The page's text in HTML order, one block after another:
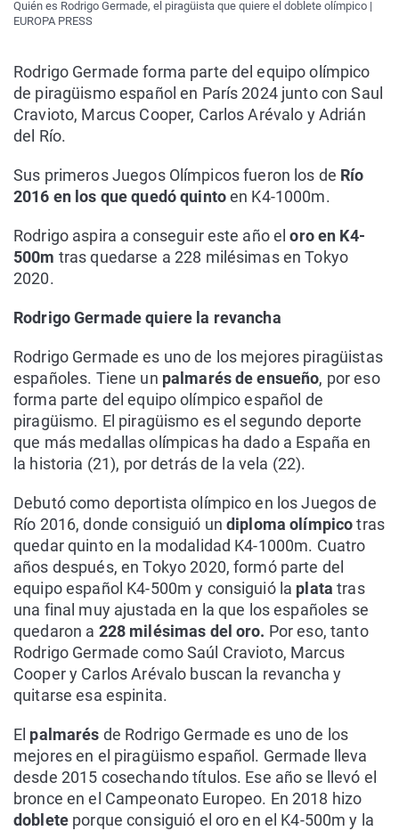
Quién es Rodrigo Germade, el piragüista que quiere el doblete olímpico |
EUROPA PRESS
Rodrigo Germade forma parte del equipo olímpico
de piragüismo español en París 2024 junto con Saul
Cravioto, Marcus Cooper, Carlos Arévalo y Adrián
del Río.
Sus primeros Juegos Olímpicos fueron los de Río
2016 en los que quedó quintoen K4-1000m.
Rodrigo aspira a conseguir este año eloro en K4-
500m tras quedarse a 228 milésimas en Tokyo
2020.
Rodrigo Germade quiere la revancha
Rodrigo Germade es uno de los mejores piragüistas
españoles. Tiene un palmarés de ensueño, por eso
forma parte del equipo olímpico español de
piragüismo. El piragüismo es el segundo deporte
que más medallas olímpicas ha dado a España en
la historia (21), por detrás de la vela (22).
Debutó como deportista olímpico en los Juegos de
Río 2016, donde consiguió undiploma olímpicotras
quedar quinto en la modalidad K4-1000m. Cuatro
años después, en Tokyo 2020, formó parte del
equipo español K4-500m y consiguió la platatras
una final muy ajustada en la que los españoles se
quedaron a 228 milésimas del oro. Por eso, tanto
Rodrigo Germade como Saúl Cravioto, Marcus
Cooper y Carlos Arévalo buscan la revancha y
quitarse esa espinita.
El palmarés de Rodrigo Germade es uno de los
mejores en el piragüismo español. Germade lleva
desde 2015 cosechando títulos. Ese año se llevó el
bronce en el Campeonato Europeo. En 2018 hizo
doblete porque consiguió el oro en el K4-500m y la